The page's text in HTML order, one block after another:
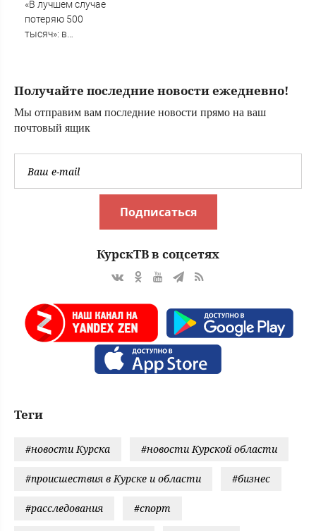
«В лучшем случае
потеряю 500
тысяч»: в
массовые
Получайте последние новости ежедневно!
Мы отправим вам последние новости прямо на ваш
почтовый ящик
Подписаться
КурскТВ в соцсетях
Теги
#новости Курска #новости Курской области
#происшествия в Курске и области #бизнес
#расследования #спорт